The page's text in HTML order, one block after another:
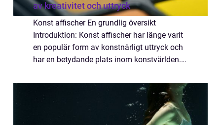
av kreativitet och uttryck
Konst affischer En grundlig översikt
Introduktion: Konst affischer har länge varit
en populär form av konstnärligt uttryck och
har en betydande plats inom konstvärlden.
konst med fördelen av att vara tillgängli...